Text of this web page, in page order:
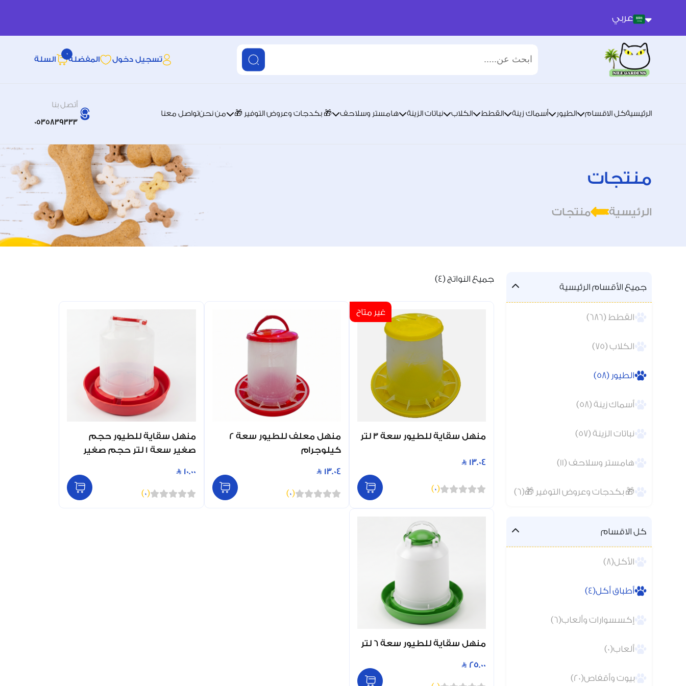
عربي
عربي
انجليزي
تسجيل دخول المفضله
0
السلة
الرئيسيةكل الاقسام الطيور أسماك زينة القطط الكلاب نباتات الزينة هامستر وسلاحف 🎁 بكدجات وعروض التوفير 🎁 من نحنتواصل معنا
أتصل بنا
0535839333
منتجات
الرئيسية منتجات
جميع الأقسام الرئيسية
القطط (686)
الكلاب (75)
الطيور (58)
أسماك زينة (58)
نباتات الزينة (57)
هامستر وسلاحف (11)
🎁 بكدجات وعروض التوفير 🎁(6)
كل الاقسام
الأكل(8)
أطباق أكل(4)
إكسسوارات وألعاب(6)
ألعاب(0)
بيوت وأقفاص(20)
جميع النواتج (4)
غير متاح
منهل سقاية للطيور سعة 3 لتر
13.04
(
0
)
منهل معلف للطيور سعة 2
كيلوجرام
13.04
(
0
)
منهل سقاية للطيور حجم
صغير سعة 1 لتر حجم صغير
10.00
(
0
)
منهل سقاية للطيور سعة 6 لتر
25.00